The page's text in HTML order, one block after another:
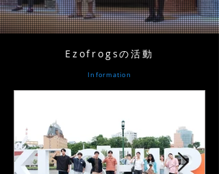
Ezofrogsの活動
Information